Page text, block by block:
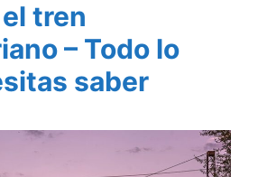
tren
– Todo lo
saber